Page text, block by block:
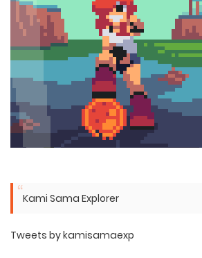
Kami Sama Explorer
Tweets by kamisamaexp